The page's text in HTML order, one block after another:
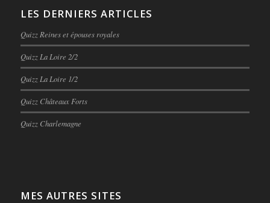
LES DERNIERS ARTICLES
Quizz Reines et épouses royales
Quizz La Loire 2/2
Quizz La Loire 1/2
Quizz Châteaux Forts
Quizz Charlemagne
MES AUTRES SITES